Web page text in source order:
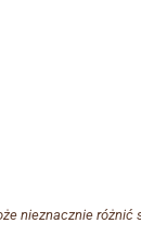
nieznacznie różnić